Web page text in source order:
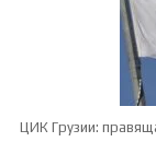
ЦИК Грузии: